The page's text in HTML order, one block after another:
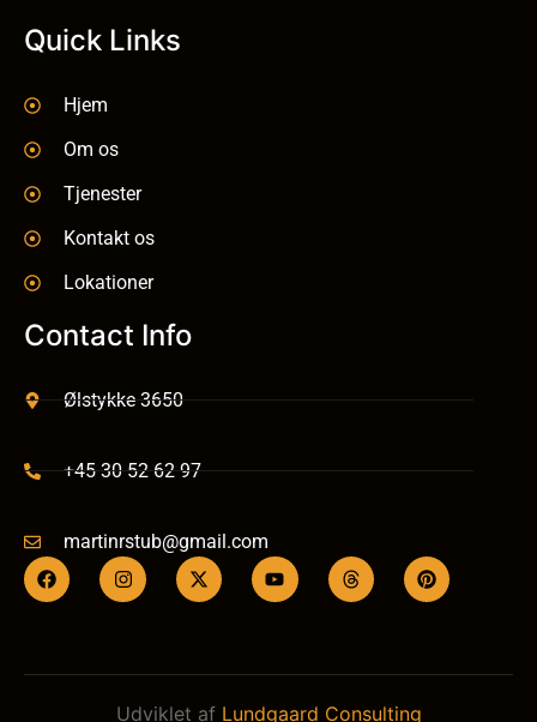
Quick Links
Hjem
Om os
Tjenester
Kontakt os
Lokationer
Contact Info
Ølstykke 3650
+45 30 52 62 97
martinrstub@gmail.com
Udviklet af Lundgaard Consulting